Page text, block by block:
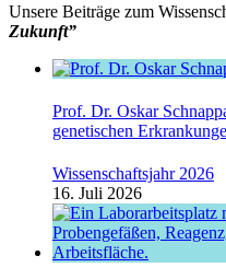
Unsere Beiträge zum
Zukunft”
Prof. Dr. Oskar
genetischen
Wissenschaftsjahr 2026
16. Juli 2026